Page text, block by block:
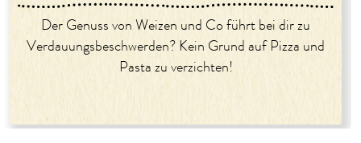
Der Genuss von Weizen und Co führt bei dir zu
Verdauungsbeschwerden? Kein Grund auf Pizza und
Pasta zu verzichten!